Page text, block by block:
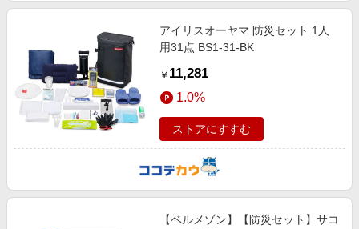
旅行・レジャー・ホテル予約
金融・マネー・保険
デジタルコンテンツ
ビジネス・その他サービス
Samsung ボーナスキャンペーン
週末の高還元 夏の長期版
アイリスオーヤマ 防災セット 1人
用31点 BS1-31-BK
￥ 11,281
1.0%
ストアにすすむ
【ベルメゾン】【防災セット】サコ